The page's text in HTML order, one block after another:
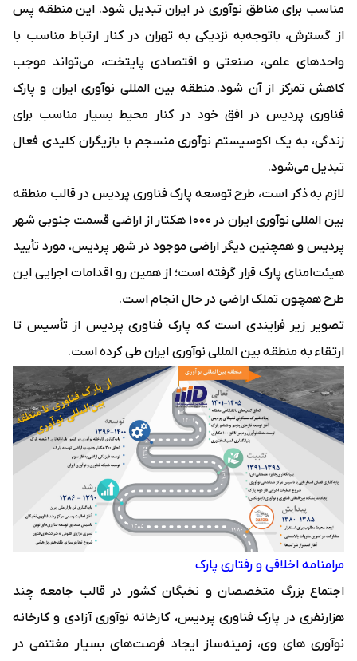
مناسب برای مناطق نوآوری در ایران تبدیل شود. این منطقه پس
از گسترش، باتوجه‌به نزدیکی به تهران در کنار ارتباط مناسب با
واحدهای علمی، صنعتی و اقتصادی پایتخت، می‌تواند موجب
کاهش تمرکز از آن شود. منطقه بین المللی نوآوری ایران و پارک
فناوری پردیس در افق خود در کنار محیط بسیار مناسب برای
زندگی، به یک اکوسیستم نوآوری منسجم با بازیگران کلیدی فعال
تبدیل می‌شود.
لازم به ذکر است،‌ طرح توسعه پارک فناوری پردیس در قالب منطقه
بین المللی نوآوری ایران در ۱۰۰۰ هکتار از اراضی قسمت جنوبی شهر
پردیس و همچنین دیگر اراضی موجود در شهر پردیس، مورد تأیید
هیئت‌امنای پارک قرار گرفته است؛‌ از همین رو اقدامات اجرایی این
طرح همچون تملک اراضی در حال انجام است.
تصویر زیر فرایندی است که پارک فناوری پردیس از تأسیس تا
ارتقاء به منطقه بین المللی نوآوری ایران طی کرده است.
مرامنامه اخلاقی و رفتاری پارک
اجتماع بزرگ متخصصان و نخبگان کشور در قالب جامعه چند
هزارنفری در پارک فناوری پردیس، کارخانه نوآوری آزادی و کارخانه
نوآوری‌ های وی، زمینه‌ساز ایجاد فرصت‌های بسیار مغتنمی در